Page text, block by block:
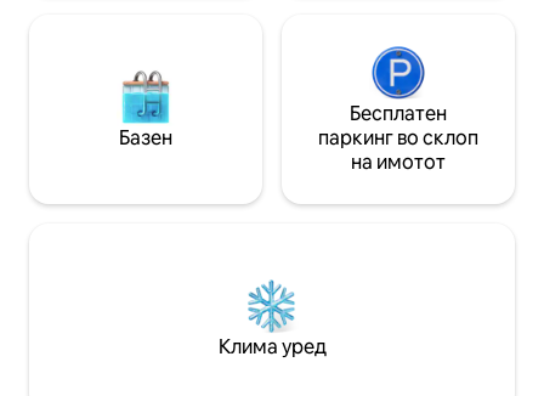
Базен
Бесплатен
паркинг во склоп
на имотот
Клима уред